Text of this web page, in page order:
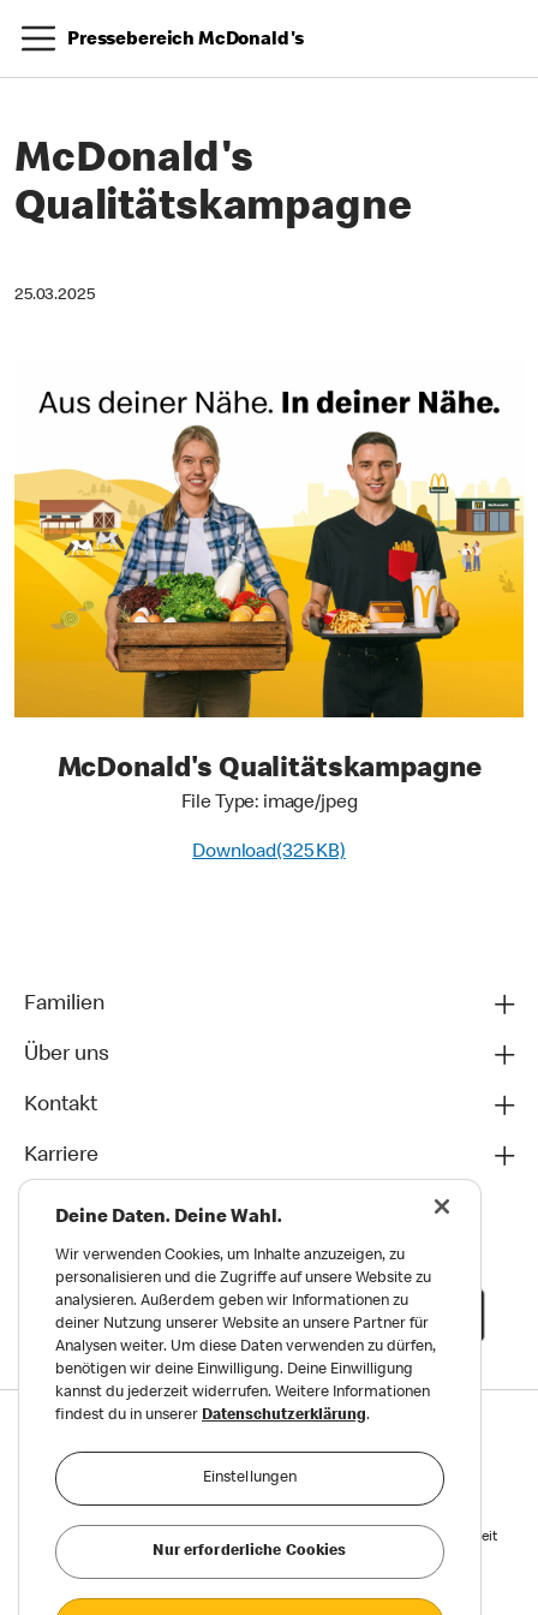
Pressebereich McDonald's
McDonald's
Qualitätskampagne
25.03.2025
McDonald's Qualitätskampagne
File Type: image/jpeg
Download(325 KB)
Familien
Über uns
Kontakt
Karriere
Datenschutz
Reports on Human and Environmental Rights Erklärung zur Barrierefreiheit
Privatsphäre Einstellungen
Deine Daten. Deine Wahl.
Wir verwenden Cookies, um Inhalte anzuzeigen, zu
personalisieren und die Zugriffe auf unsere Website zu
analysieren. Außerdem geben wir Informationen zu
deiner Nutzung unserer Website an unsere Partner für
Analysen weiter. Um diese Daten verwenden zu dürfen,
benötigen wir deine Einwilligung. Deine Einwilligung
kannst du jederzeit widerrufen. Weitere Informationen
findest du in unserer Datenschutzerklärung.
Einstellungen
Nur erforderliche Cookies